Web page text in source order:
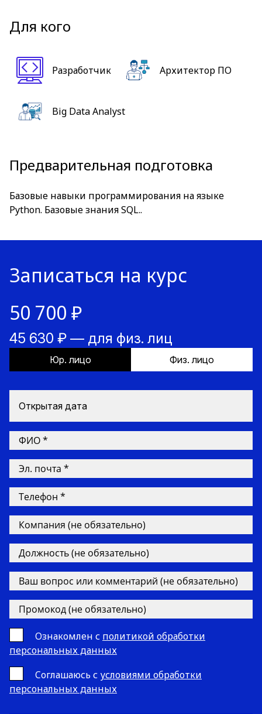
Для кого
Разработчик Архитектор ПО
Big Data Analyst
Предварительная подготовка
Базовые навыки программирования на языке
Python. Базовые знания SQL..
Записаться на курс
50 700 ₽
45 630 ₽ — для физ. лиц
Юр. лицо Физ. лицо
Открытая дата
Ознакомлен с политикой обработки
персональных данных
Cоглашаюсь с условиями обработки
персональных данных